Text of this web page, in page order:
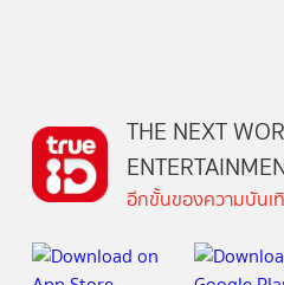
THE NEXT
อีกขั้นของความบันเ